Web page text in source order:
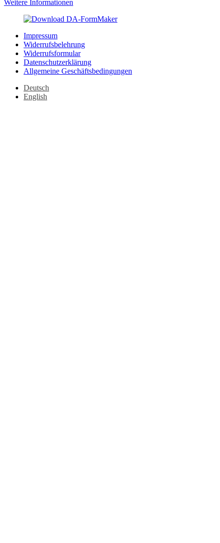
Weitere Informationen
Impressum
Widerrufsbelehrung
Widerrufsformular
Datenschutzerklärung
Allgemeine Geschäftsbedingungen
Deutsch
English